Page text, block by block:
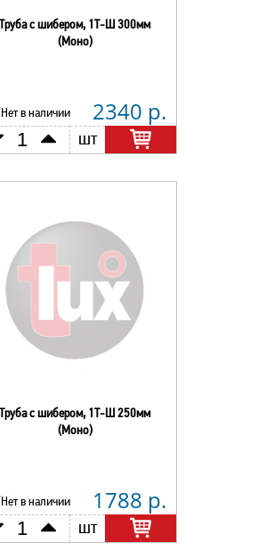
Труба с шибером, 1Т-Ш 300мм
(Моно)
Нет в наличии 2340 р.
шт
Труба с шибером, 1Т-Ш 250мм
(Моно)
Нет в наличии 1788 р.
шт